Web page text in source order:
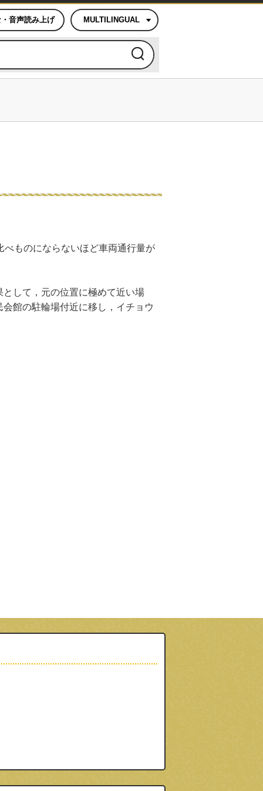
音声読み上げ MULTILINGUAL
ものにならないほど車両通行量が
して，元の位置に極めて近い場
館の駐輪場付近に移し，イチョウ